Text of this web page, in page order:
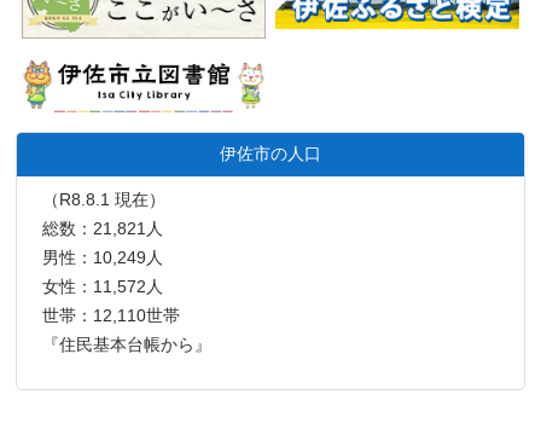
伊佐市の人口
（R8.8.1 現在）
総数：21,821人
男性：10,249人
女性：11,572人
世帯：12,110世帯
『住民基本台帳から』